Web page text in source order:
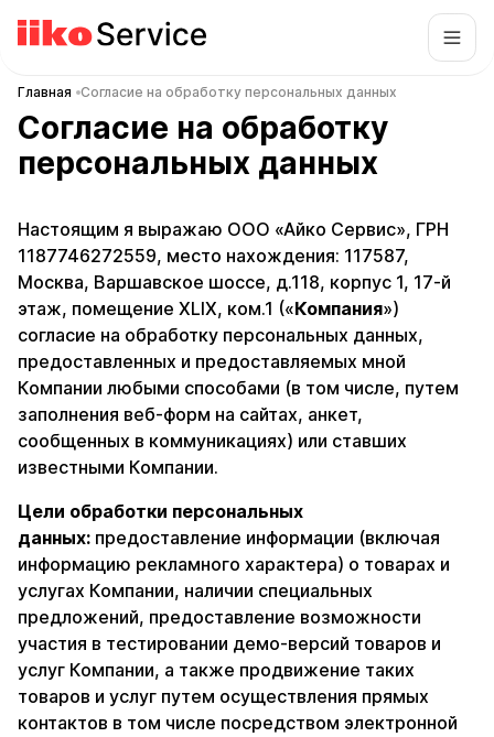
Главная Согласие на обработку персональных данных
Согласие на обработку
персональных данных
Настоящим я выражаю ООО «Айко Сервис», ГРН
1187746272559, место нахождения: 117587,
Москва, Варшавское шоссе, д.118, корпус 1, 17-й
этаж, помещение XLIX, ком.1 («Компания»)
согласие на обработку персональных данных,
предоставленных и предоставляемых мной
Компании любыми способами (в том числе, путем
заполнения веб-форм на сайтах, анкет,
сообщенных в коммуникациях) или ставших
известными Компании.
Цели обработки персональных
данных: предоставление информации (включая
информацию рекламного характера) о товарах и
услугах Компании, наличии специальных
предложений, предоставление возможности
участия в тестировании демо-версий товаров и
услуг Компании, а также продвижение таких
товаров и услуг путем осуществления прямых
контактов в том числе посредством электронной